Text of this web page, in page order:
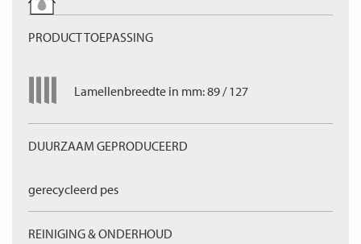
PRODUCT TOEPASSING
Lamellenbreedte in mm: 89 / 127
DUURZAAM GEPRODUCEERD
gerecycleerd pes
REINIGING & ONDERHOUD